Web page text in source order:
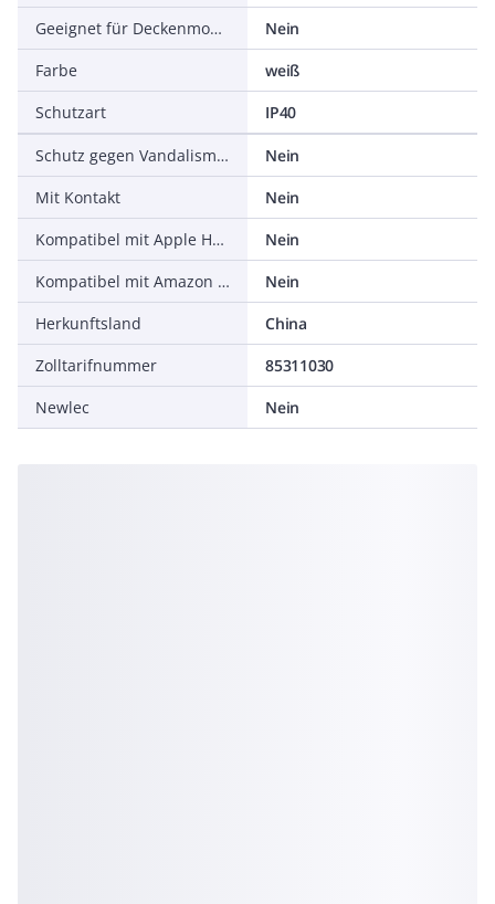
Geeignet für Deckenmontage
Nein
Farbe
weiß
Schutzart
IP40
Schutz gegen Vandalismus
Nein
Mit Kontakt
Nein
Kompatibel mit Apple HomeKit
Nein
Kompatibel mit Amazon Alexa
Nein
Herkunftsland
China
Zolltarifnummer
85311030
Newlec
Nein